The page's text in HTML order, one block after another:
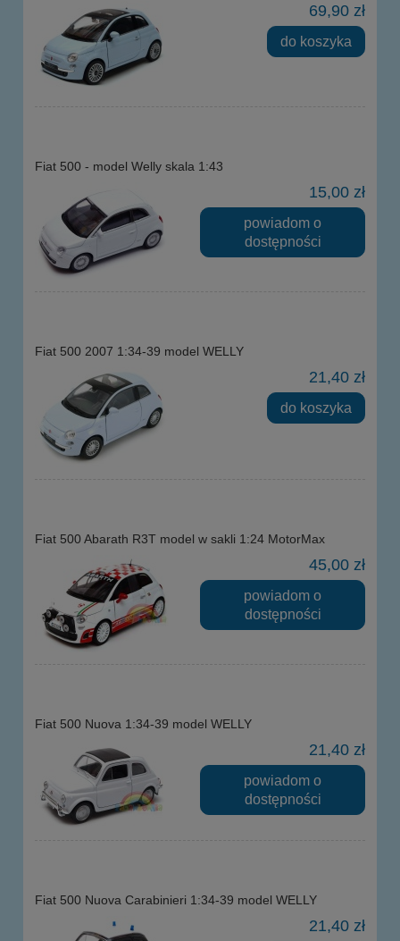
69,90 zł
do koszyka
Fiat 500 - model Welly skala 1:43
15,00 zł
powiadom o
dostępności
Fiat 500 2007 1:34-39 model WELLY
21,40 zł
do koszyka
Fiat 500 Abarath R3T model w sakli 1:24 MotorMax
45,00 zł
powiadom o
dostępności
Fiat 500 Nuova 1:34-39 model WELLY
21,40 zł
powiadom o
dostępności
Fiat 500 Nuova Carabinieri 1:34-39 model WELLY
21,40 zł